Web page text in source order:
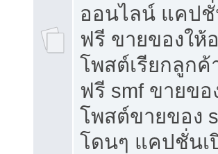
ออนไลน์ แคป
ฟรี ขายของให้
โพสต์เรียกลูกค้
ฟรี smf ขายขอ
โพสต์ขายของ
โดนๆ แคปชั่นเ